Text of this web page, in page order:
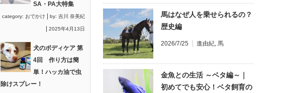
SA・PA大特集
category: おでかけ by: 吉川 奈美紀
2025年4月13日
犬のボディケア 第
4回 作り方は簡
単！ハッカ油で虫
除けスプレー！
馬はなぜ人を乗せられるの？
歴史編
2026/7/25 進由紀, 馬
金魚との生活 ～ベタ編～｜
初めてでも安心！ベタ飼育の